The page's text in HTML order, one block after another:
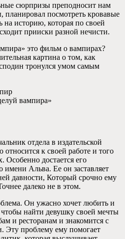
сюрпризы преподносит нам
планировал посмотреть кровавые
историю, которая по своей
прииски разной нечисти.
это фильм о вампирах?
картина о том, как
тронулся умом самым
вампира»
отдела в издательской
к своей работе и того
Особенно достается его
имени Альва. Ее он заставляет
давности, Который срочно ему
далеко не в этом.
Он ужасно хочет любить и
найти девушку своей мечты
и ресторанам и знакомится с
Эту проблему ему помогает